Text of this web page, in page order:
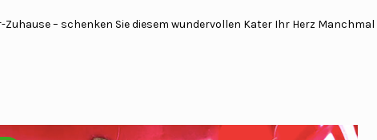
– schenken Sie diesem wundervollen Kater Ihr Herz